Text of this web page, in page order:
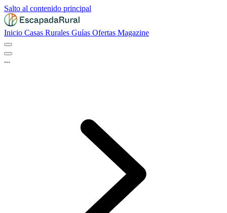
Salto al contenido principal
Inicio Casas Rurales Guías Ofertas Magazine
...